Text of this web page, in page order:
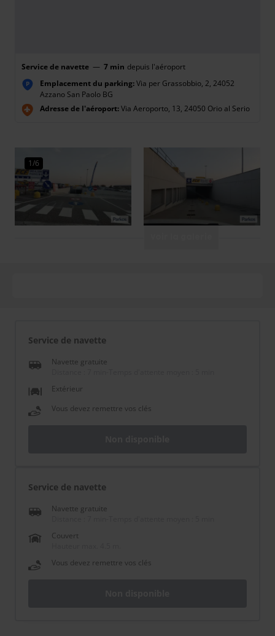
Service de navette — 7 min depuis l'aéroport
P Emplacement du parking:Via per Grassobbio, 2, 24052
Azzano San Paolo BG
Adresse de l'aéroport:Via Aeroporto, 13, 24050 Orio al Serio
1/6
Service de navette
Navette gratuite
Extérieur
Vous devez remettre vos clés
Service de navette
Navette gratuite
Couvert
Vous devez remettre vos clés